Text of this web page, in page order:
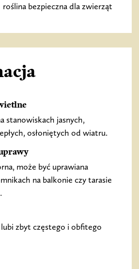
roślina bezpieczna dla zwierząt
stanowiskach jasnych,
osłoniętych od wiatru.
może być uprawiana
na balkonie czy tarasie
lubi zbyt częstego i obfitego